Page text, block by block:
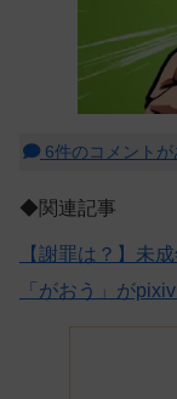
6件のコメント
◆関連記事
【謝罪は？】未
「がおう」が